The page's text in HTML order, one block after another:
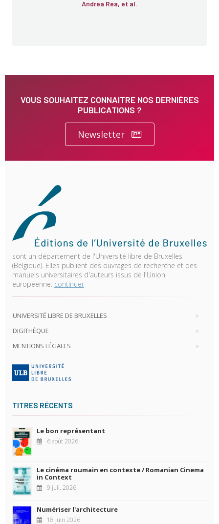
Andrea Rea, et al.
VOUS SOUHAITEZ CONNAITRE NOS DERNIÈRES
PUBLICATIONS ?
Newsletter
sont un département de l'Université libre de Bruxelles
(Belgique). Elles publient des ouvrages de recherche et des
manuels universitaires d'auteurs issus de l'Union
européenne. continuer
UNIVERSITÉ LIBRE DE BRUXELLES
DIGITHÈQUE
MENTIONS LÉGALES
TITRES RÉCENTS
Le bon représentant
6 août 2026
Le cinéma roumain en contexte / Romanian Cinema
in Context
9 juil. 2026
Numériser l'architecture
18 juin 2026